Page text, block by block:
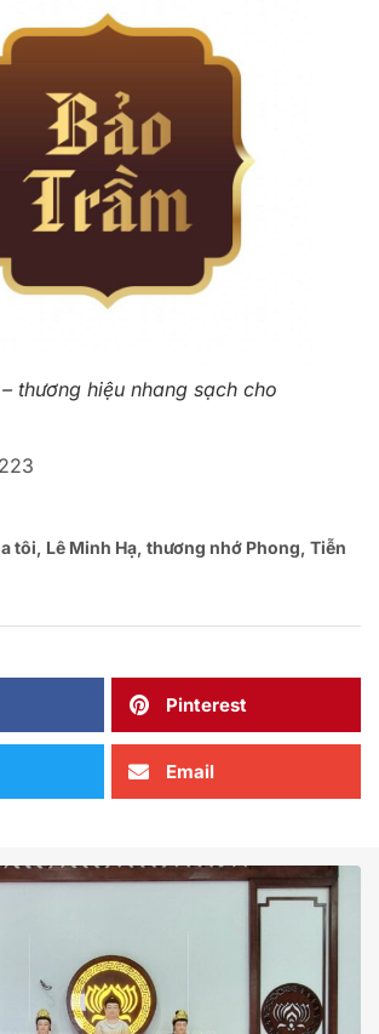
– thương hiệu nhang sạch cho
tôi, Lê Minh Hạ, thương nhớ Phong, Tiễn
Pinterest
Email